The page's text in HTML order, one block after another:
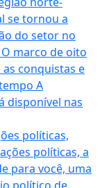
políticas,